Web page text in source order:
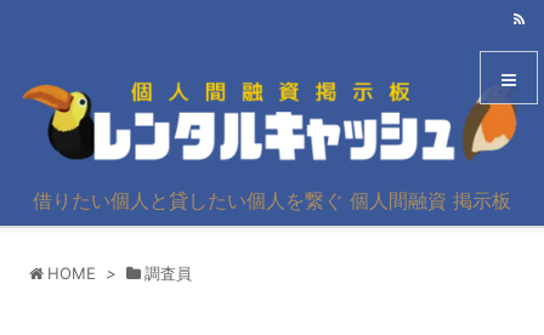
借りたい個人と貸したい個人を繋ぐ 個人間融資 掲示板
HOME > 調査員